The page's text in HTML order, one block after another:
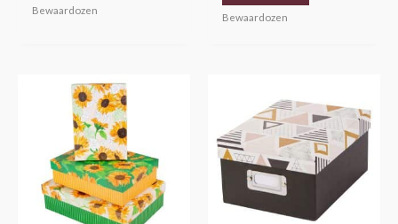
Bewaardozen
Bewaardozen
product
heeft
meerdere
variaties.
Deze